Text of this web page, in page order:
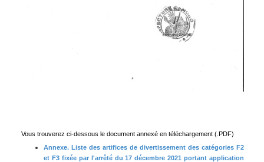
Vous trouverez ci-dessous le document annexé en téléchargement (.PDF)
Annexe. Liste des artifices de divertissement des catégories F2
et F3 fixée par l'arrêté du 17 décembre 2021 portant application